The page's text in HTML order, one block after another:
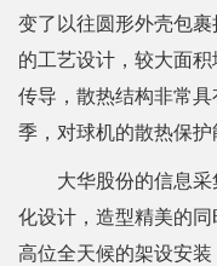
变了以往圆形外壳包
的工艺设计，较大面
传导，散热结构非常
季，对球机的散热保护
大华股份的信息
化设计，造型精美的
高位全天候的架设安